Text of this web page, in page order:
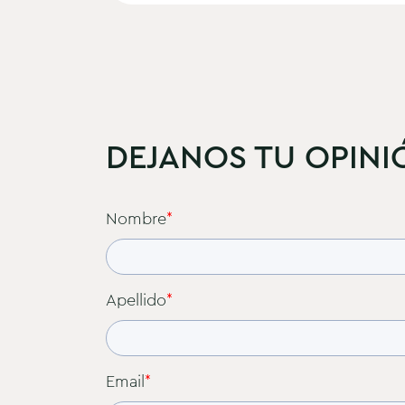
DEJANOS TU
Nombre*
Apellido*
Email*